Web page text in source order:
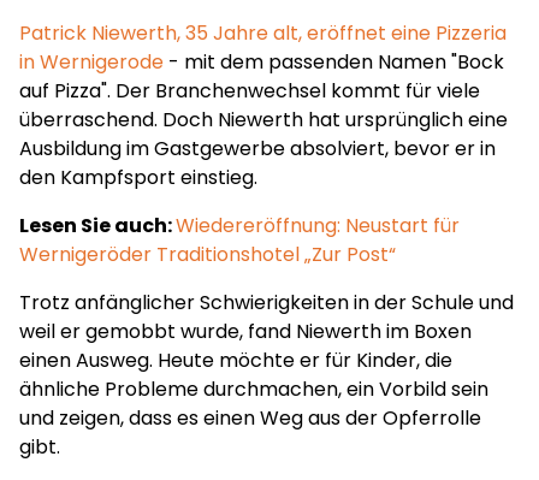
Patrick Niewerth, 35 Jahre alt, eröffnet eine Pizzeria
in Wernigerode - mit dem passenden Namen "Bock
auf Pizza". Der Branchenwechsel kommt für viele
überraschend. Doch Niewerth hat ursprünglich eine
Ausbildung im Gastgewerbe absolviert, bevor er in
den Kampfsport einstieg.
Lesen Sie auch:Wiedereröffnung: Neustart für
Wernigeröder Traditionshotel „Zur Post“
Trotz anfänglicher Schwierigkeiten in der Schule und
weil er gemobbt wurde, fand Niewerth im Boxen
einen Ausweg. Heute möchte er für Kinder, die
ähnliche Probleme durchmachen, ein Vorbild sein
und zeigen, dass es einen Weg aus der Opferrolle
gibt.